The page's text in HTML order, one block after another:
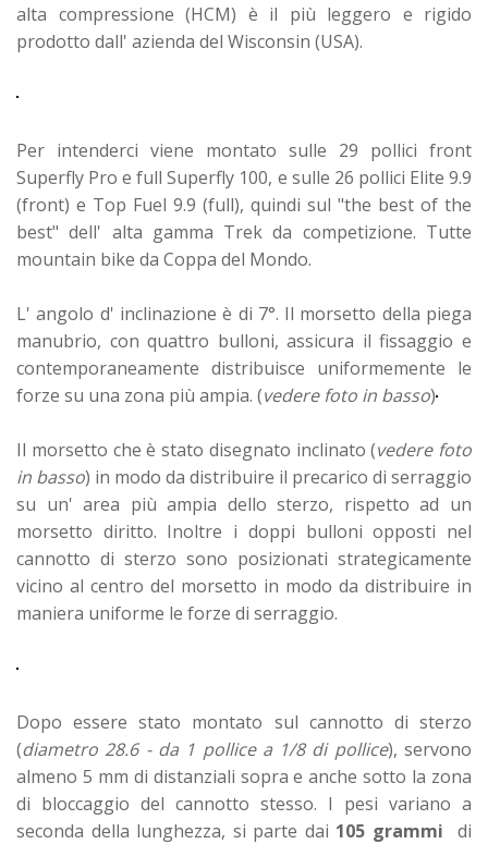
alta compressione (HCM) è il più leggero e rigido
prodotto dall' azienda del Wisconsin (USA).
Per intenderci viene montato sulle 29 pollici front
Superfly Pro e full Superfly 100, e sulle 26 pollici Elite 9.9
(front) e Top Fuel 9.9 (full), quindi sul "the best of the
best" dell' alta gamma Trek da competizione. Tutte
mountain bike da Coppa del Mondo.
L' angolo d' inclinazione è di 7°. Il morsetto della piega
manubrio, con quattro bulloni, assicura il fissaggio e
contemporaneamente distribuisce uniformemente le
forze su una zona più ampia. (vedere foto in basso)
Il morsetto che è stato disegnato inclinato (vedere foto
in basso) in modo da distribuire il precarico di serraggio
su un' area più ampia dello sterzo, rispetto ad un
morsetto diritto. Inoltre i doppi bulloni opposti nel
cannotto di sterzo sono posizionati strategicamente
vicino al centro del morsetto in modo da distribuire in
maniera uniforme le forze di serraggio.
Dopo essere stato montato sul cannotto di sterzo
(diametro 28.6 - da 1 pollice a 1/8 di pollice), servono
almeno 5 mm di distanziali sopra e anche sotto la zona
di bloccaggio del cannotto stesso. I pesi variano a
seconda della lunghezza, si parte dai 105 grammi
di